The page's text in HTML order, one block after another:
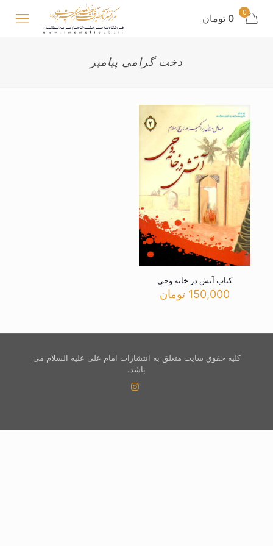
0 0 تومان
دخت گرامی پیامبر
کتاب آتش در خانه وحی
150,000 تومان
کلیه حقوق سایت متعلق به انتشارات امام علی علیه السلام می
باشد.